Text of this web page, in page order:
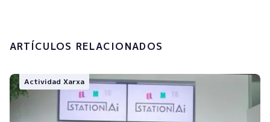
ARTÍCULOS RELACIONADOS
Actividad Xarxa